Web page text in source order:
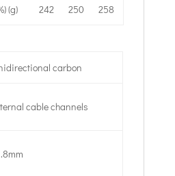
(g) 242 250 258
carbon
cable channels